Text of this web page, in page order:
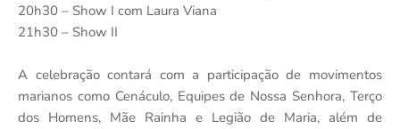
20h30 – Show I com Laura Viana
21h30 – Show II
A celebração contará com a participação de movimentos
marianos como Cenáculo, Equipes de Nossa Senhora, Terço
dos Homens, Mãe Rainha e Legião de Maria, além de